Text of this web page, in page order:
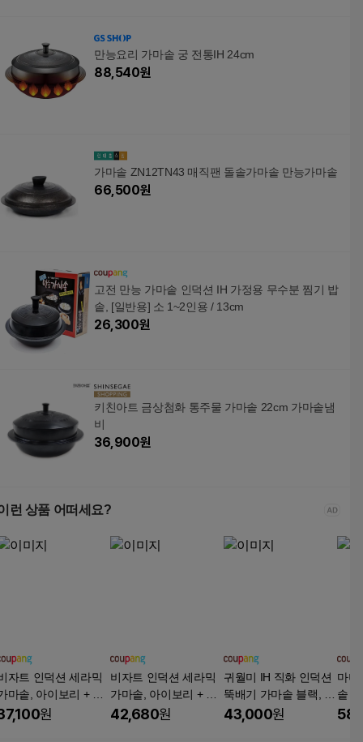
만능요리 가마솥 궁 전통IH 24cm
88,540원
가마솥 ZN12TN43 매직팬 돌솥가마솥 만능가마솥
66,500원
고전 만능 가마솥 인덕션 IH 가정용 무수분 찜기 밥
솥, [일반용] 소 1~2인용 / 13cm
26,300원
키친아트 금상첨화 통주물 가마솥 22cm 가마솥냄
비
36,900원
런 상품 어떠세요?
자트 인덕션 세라믹
마솥, 아이보리 + 마
, 18cm, 1개
원
비자트 인덕션 세라믹
가마솥, 아이보리 + 마
블, 22cm, 1개
42,680원
귀월미 IH 직화 인덕션
뚝배기 가마솥 블랙, 1
개, 20cm
43,000원
마더
솥
도